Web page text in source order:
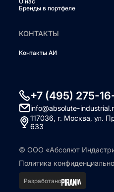
Бренды в портфеле
КОНТАКТЫ
Контакты АИ
+7 (495) 275-
info@absolute-
117036, г. Москва, ул.
633
© ООО «Абсолют
Политика
Разработано